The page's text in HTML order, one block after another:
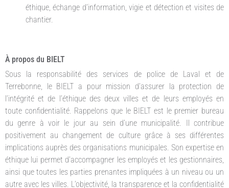
éthique, échange d’information, vigie et détection et visites de
chantier.
À propos du BIELT
Sous la responsabilité des services de police de Laval et de
Terrebonne, le BIELT a pour mission d’assurer la protection de
l’intégrité et de l’éthique des deux villes et de leurs employés en
toute confidentialité. Rappelons que le BIELT est le premier bureau
du genre à voir le jour au sein d’une municipalité. Il contribue
positivement au changement de culture grâce à ses différentes
implications auprès des organisations municipales. Son expertise en
éthique lui permet d’accompagner les employés et les gestionnaires,
ainsi que toutes les parties prenantes impliquées à un niveau ou un
autre avec les villes. L’objectivité, la transparence et la confidentialité